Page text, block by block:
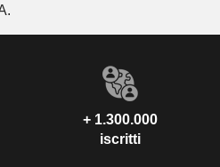
+ 1.300.000
iscritti